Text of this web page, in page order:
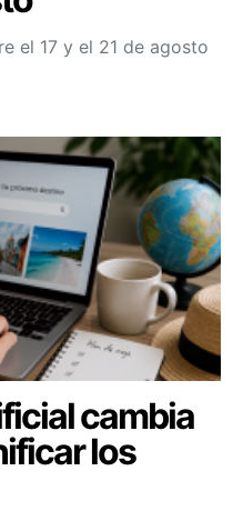
el 17 y el 21 de agosto
cambia
los